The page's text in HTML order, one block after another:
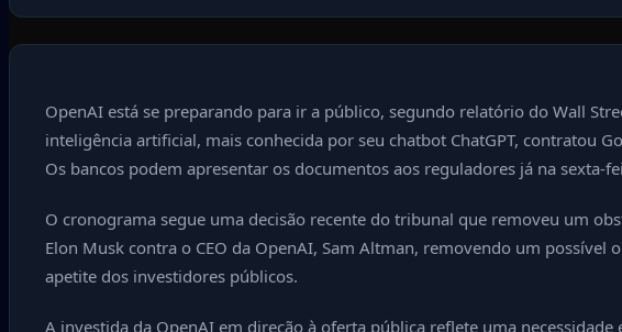
OpenAI está se preparando para ir a público, segundo relatório do Wall
inteligência artificial, mais conhecida por seu chatbot ChatGPT, contratou
Os bancos podem apresentar os documentos aos reguladores já na
O cronograma segue uma decisão recente do tribunal que removeu um
Elon Musk contra o CEO da OpenAI, Sam Altman, removendo um
apetite dos investidores públicos.
A investida da OpenAI em direção à oferta pública reflete uma